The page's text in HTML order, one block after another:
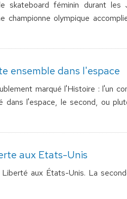
skateboard féminin durant les
championne olympique
ensemble dans l'espace
marqué l'Histoire : l'un
dans l'espace, le second, ou
aux Etats-Unis
aux États-Unis. La